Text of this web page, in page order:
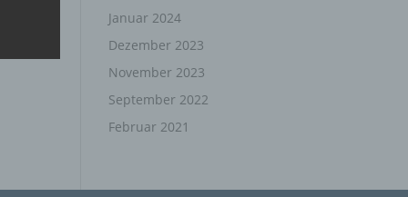
Januar 2024
Dezember 2023
November 2023
September 2022
Februar 2021
oder